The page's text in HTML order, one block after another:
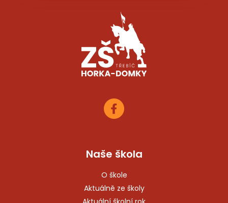
Naše škola
O škole
Aktuálně ze školy